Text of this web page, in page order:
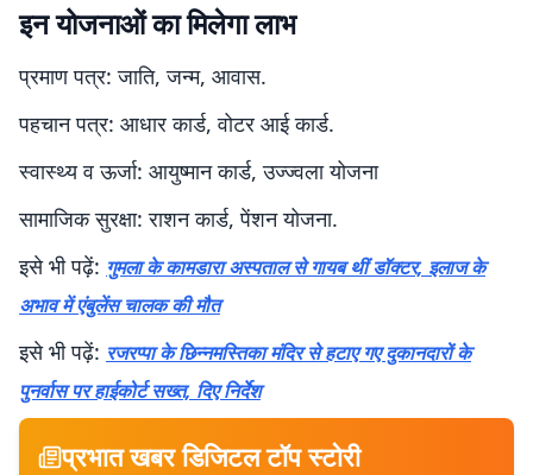
इन योजनाओं का मिलेगा लाभ
प्रमाण पत्र: जाति, जन्म, आवास.
पहचान पत्र: आधार कार्ड, वोटर आई कार्ड.
स्वास्थ्य व ऊर्जा: आयुष्मान कार्ड, उज्ज्वला योजना
सामाजिक सुरक्षा: राशन कार्ड, पेंशन योजना.
इसे भी पढ़ें: गुमला के कामडारा अस्पताल से गायब थीं डॉक्टर, इलाज के
अभाव में एंबुलेंस चालक की मौत
इसे भी पढ़ें: रजरप्पा के छिन्नमस्तिका मंदिर से हटाए गए दुकानदारों के
पुनर्वास पर हाईकोर्ट सख्त, दिए निर्देश
प्रभात खबर डिजिटल टॉप स्टोरी